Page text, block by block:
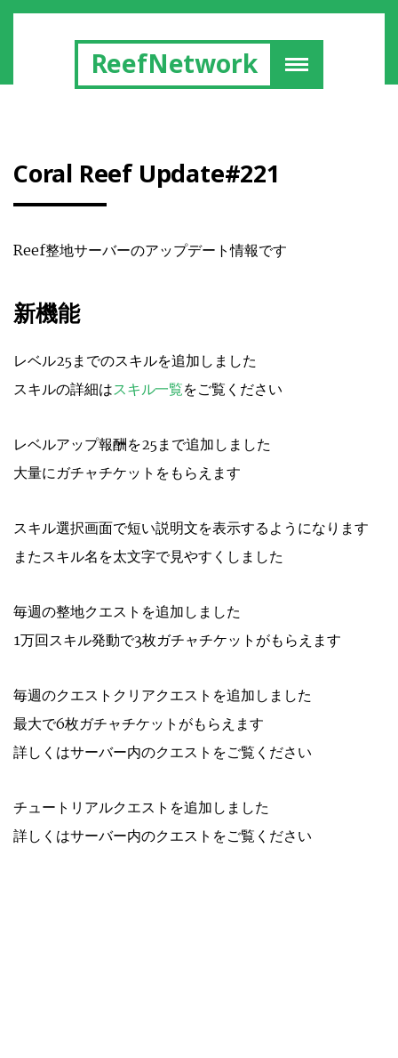
ReefNetwork
Coral Reef Update#221
Reef整地サーバーのアップデート情報です
新機能
レベル25までのスキルを追加しました
スキルの詳細はスキル一覧をご覧ください
レベルアップ報酬を25まで追加しました
大量にガチャチケットをもらえます
スキル選択画面で短い説明文を表示するようになります
またスキル名を太文字で見やすくしました
毎週の整地クエストを追加しました
1万回スキル発動で3枚ガチャチケットがもらえます
毎週のクエストクリアクエストを追加しました
最大で6枚ガチャチケットがもらえます
詳しくはサーバー内のクエストをご覧ください
チュートリアルクエストを追加しました
詳しくはサーバー内のクエストをご覧ください